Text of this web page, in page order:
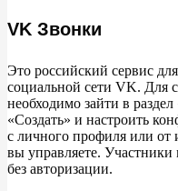
VK Звонки
Это российский сервис
социальной сети VK. Для
необходимо зайти в раздел
«Создать» и настроить
с личного профиля или от
вы управляете. Участники
без авторизации.